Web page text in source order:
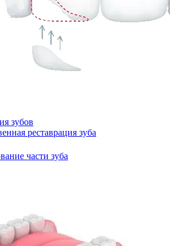
зубов
реставрация зуба
части зуба